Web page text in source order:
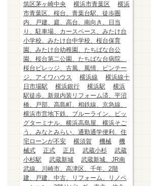
筑区茅ヶ崎中央
横浜市青葉区
横浜
市青葉区、桜台、青葉台駅、徒歩圏
内、戸建、庭、高台、南向き、日当
り、駐車場、カースペース、みたけ台
小学校、みたけ台中学校、桜台保育
園、みたけ台幼稚園、たちばな台公
園、桜台第二公園、たちばな台病院、
桜台ビレッジ、古風、風情、ビンテー
ジ、アイワハウス
横浜線
横浜線十
日市場駅
横浜銀行 横浜駅
横浜
駅徒歩、新規内装リフォーム済、平沼
橋、戸部、高島町、相鉄線、京急線、
横浜市営地下鉄、ブルーライン、ビッ
グターミナル、横浜高島屋、横浜そご
う、みなとみらい、通勤通学便利、住
宅ローンが不安
横須賀 機械
機
械式
正式 正月 武蔵小杉
武蔵
小杉駅
武蔵新城
武蔵新城、JR南
武線、川崎市、高津区、千年、2階
建、戸建、中古、リフォーム、リノベ